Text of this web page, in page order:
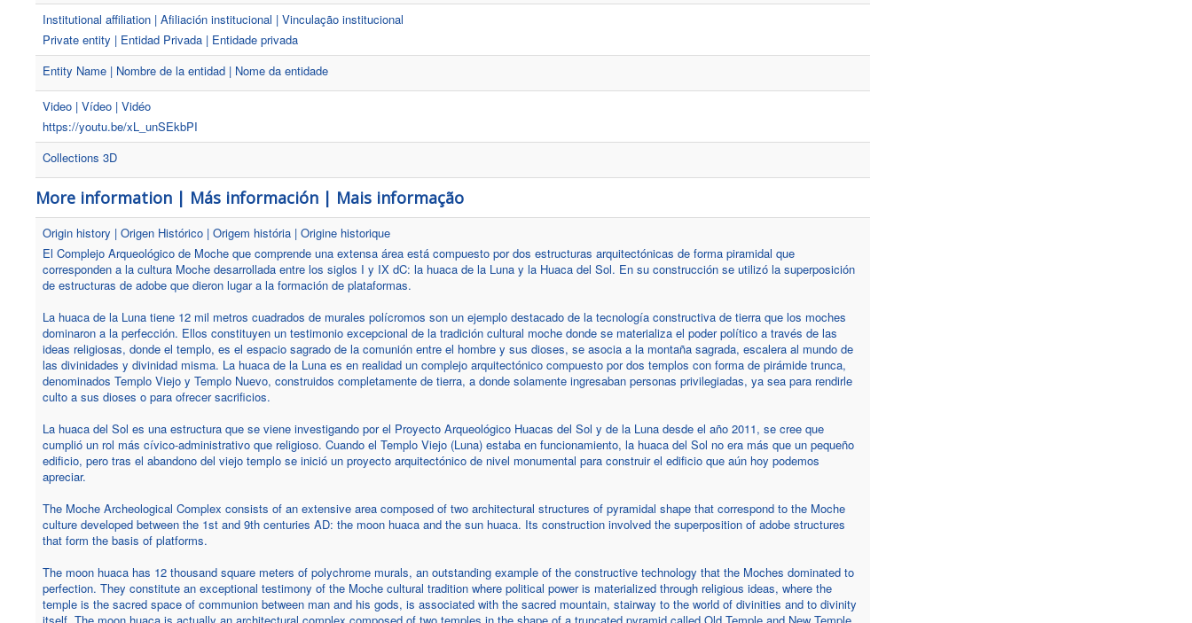
Institutional affiliation | Afiliación institucional | Vinculação institucional
Private entity | Entidad Privada | Entidade privada
Entity Name | Nombre de la entidad | Nome da entidade
Video | Vídeo | Vidéo
https://youtu.be/xL_unSEkbPI
Collections 3D
More information | Más información | Mais informação
Origin history | Origen Histórico | Origem história | Origine historique
El Complejo Arqueológico de Moche que comprende una extensa área está compuesto por dos estructuras arquitectónicas de forma piramidal que
corresponden a la cultura Moche desarrollada entre los siglos I y IX dC: la huaca de la Luna y la Huaca del Sol. En su construcción se utilizó la superposición
de estructuras de adobe que dieron lugar a la formación de plataformas.
La huaca de la Luna tiene 12 mil metros cuadrados de murales polícromos son un ejemplo destacado de la tecnología constructiva de tierra que los moches
dominaron a la perfección. Ellos constituyen un testimonio excepcional de la tradición cultural moche donde se materializa el poder político a través de las
ideas religiosas, donde el templo, es el espacio sagrado de la comunión entre el hombre y sus dioses, se asocia a la montaña sagrada, escalera al mundo de
las divinidades y divinidad misma. La huaca de la Luna es en realidad un complejo arquitectónico compuesto por dos templos con forma de pirámide trunca,
denominados Templo Viejo y Templo Nuevo, construidos completamente de tierra, a donde solamente ingresaban personas privilegiadas, ya sea para rendirle
culto a sus dioses o para ofrecer sacrificios.
La huaca del Sol es una estructura que se viene investigando por el Proyecto Arqueológico Huacas del Sol y de la Luna desde el año 2011, se cree que
cumplió un rol más cívico-administrativo que religioso. Cuando el Templo Viejo (Luna) estaba en funcionamiento, la huaca del Sol no era más que un pequeño
edificio, pero tras el abandono del viejo templo se inició un proyecto arquitectónico de nivel monumental para construir el edificio que aún hoy podemos
apreciar.
The Moche Archeological Complex consists of an extensive area composed of two architectural structures of pyramidal shape that correspond to the Moche
culture developed between the 1st and 9th centuries AD: the moon huaca and the sun huaca. Its construction involved the superposition of adobe structures
that form the basis of platforms.
The moon huaca has 12 thousand square meters of polychrome murals, an outstanding example of the constructive technology that the Moches dominated to
perfection. They constitute an exceptional testimony of the Moche cultural tradition where political power is materialized through religious ideas, where the
temple is the sacred space of communion between man and his gods, is associated with the sacred mountain, stairway to the world of divinities and to divinity